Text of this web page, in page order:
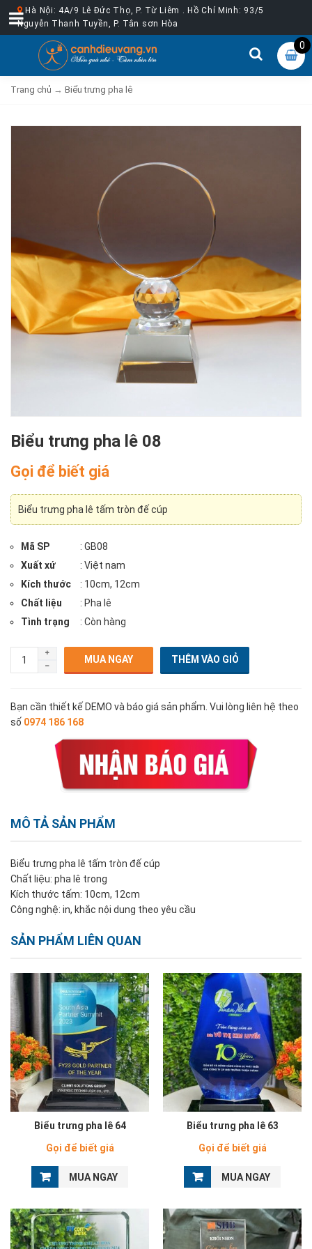
Hà Nội: 4A/9 Lê Đức Thọ, P. Từ Liêm . Hồ Chí Minh: 93/5
Nguyễn Thanh Tuyền, P. Tân sơn Hòa
0
Trang chủ → Biểu trưng pha lê
Biểu trưng pha lê 08
Gọi để biết giá
Biểu trưng pha lê tấm tròn đế cúp
Mã SP
: GB08
Xuất xứ
: Việt nam
Kích thước
: 10cm, 12cm
Chất liệu
: Pha lê
Tình trạng
: Còn hàng
MUA NGAY
Bạn cần thiết kế DEMO và báo giá sản phẩm. Vui lòng liên hệ theo
số 0974 186 168
MÔ TẢ SẢN PHẨM
Biểu trưng pha lê tấm tròn đế cúp
Chất liệu: pha lê trong
Kích thước tấm: 10cm, 12cm
Công nghệ: in, khắc nội dung theo yêu cầu
SẢN PHẨM LIÊN QUAN
Biểu trưng pha lê 64
Gọi để biết giá
MUA NGAY
Biểu trưng pha lê 63
Gọi để biết giá
MUA NGAY